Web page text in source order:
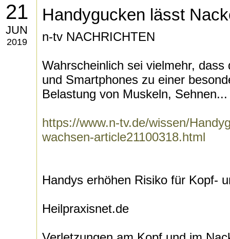
21
JUN
2019
Handygucken lässt
n-tv NACHRICHTEN
Wahrscheinlich sei vielmehr,
und Smartphones zu einer
Belastung von Muskeln, Sehnen...
https://www.n-tv.de/wissen/
wachsen-article21100318.html
Handys erhöhen Risiko für Kopf-
Heilpraxisnet.de